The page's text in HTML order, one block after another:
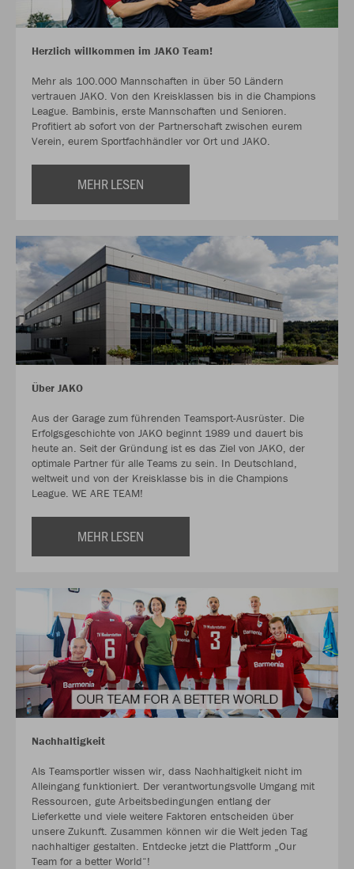
Herzlich willkommen im JAKO Team!
Mehr als 100.000 Mannschaften in über 50 Ländern
vertrauen JAKO. Von den Kreisklassen bis in die Champions
League. Bambinis, erste Mannschaften und Senioren.
Profitiert ab sofort von der Partnerschaft zwischen eurem
Verein, eurem Sportfachhändler vor Ort und JAKO.
MEHR LESEN
Über JAKO
Aus der Garage zum führenden Teamsport-Ausrüster. Die
Erfolgsgeschichte von JAKO beginnt 1989 und dauert bis
heute an. Seit der Gründung ist es das Ziel von JAKO, der
optimale Partner für alle Teams zu sein. In Deutschland,
weltweit und von der Kreisklasse bis in die Champions
League. WE ARE TEAM!
MEHR LESEN
Nachhaltigkeit
Als Teamsportler wissen wir, dass Nachhaltigkeit nicht im
Alleingang funktioniert. Der verantwortungsvolle Umgang mit
Ressourcen, gute Arbeitsbedingungen entlang der
Lieferkette und viele weitere Faktoren entscheiden über
unsere Zukunft. Zusammen können wir die Welt jeden Tag
nachhaltiger gestalten. Entdecke jetzt die Plattform „Our
Team for a better World“!